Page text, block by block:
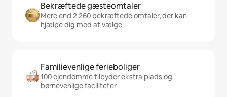
Bekræftede gæsteomtaler
Mere end 2.260 bekræftede omtaler, der kan
hjælpe dig med at vælge
Familievenlige ferieboliger
100 ejendomme tilbyder ekstra plads og
børnevenlige faciliteter